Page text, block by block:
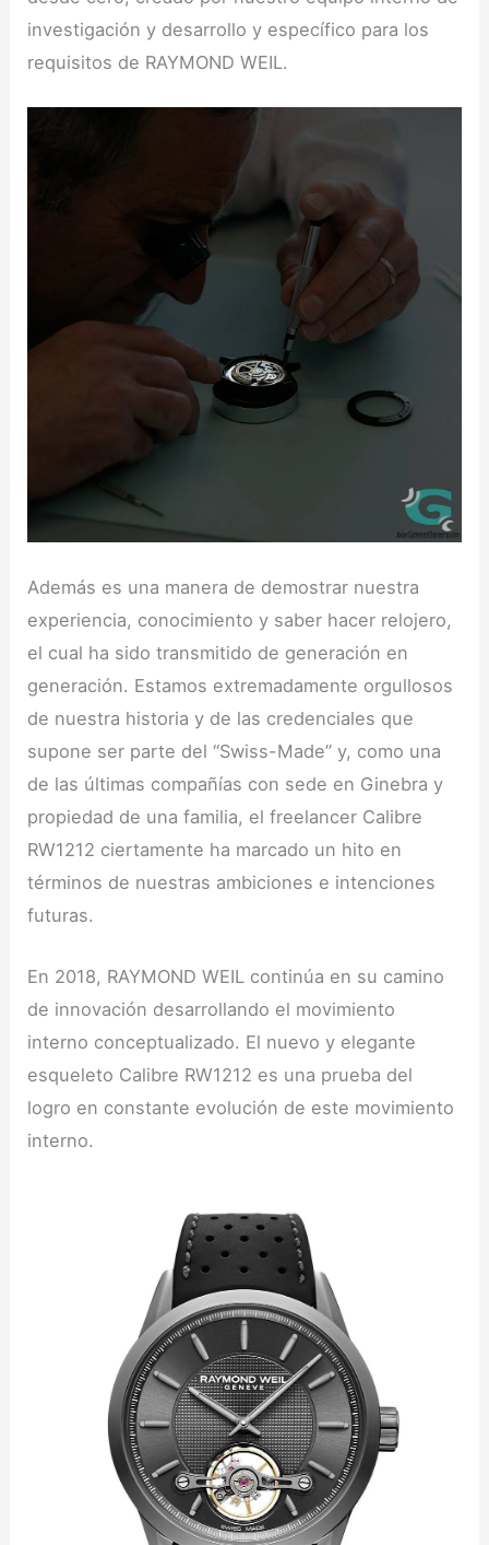
investigación y desarrollo y específico para los
requisitos de RAYMOND WEIL.
Además es una manera de demostrar nuestra
experiencia, conocimiento y saber hacer relojero,
el cual ha sido transmitido de generación en
generación. Estamos extremadamente orgullosos
de nuestra historia y de las credenciales que
supone ser parte del “Swiss-Made” y, como una
de las últimas compañías con sede en Ginebra y
propiedad de una familia, el freelancer Calibre
RW1212 ciertamente ha marcado un hito en
términos de nuestras ambiciones e intenciones
futuras.
En 2018, RAYMOND WEIL continúa en su camino
de innovación desarrollando el movimiento
interno conceptualizado. El nuevo y elegante
esqueleto Calibre RW1212 es una prueba del
logro en constante evolución de este movimiento
interno.